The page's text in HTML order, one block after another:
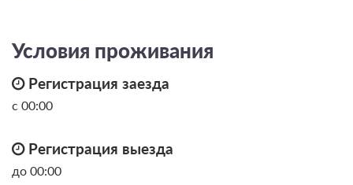
Проживание с питанием
2 500
ЗА НОЧЬ ДЛЯ 1 ГОСТЯ
Условия проживания
Регистрация заезда
с 00:00
Регистрация выезда
до 00:00